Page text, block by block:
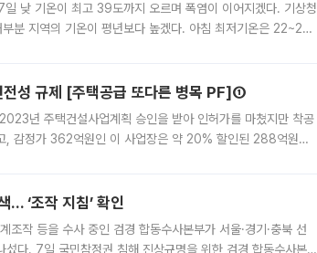
일 낮 기온이 최고 39도까지 오르며 폭염이 이어지겠다. 기상청
분 지역의 기온이 평년보다 높겠다. 아침 최저기온은 22~27
성 규제 [주택공급 또다른 병목 PF]①
년 주택건설사업계획 승인을 받아 인허가를 마쳤지만 착공
, 감정가 362억원인 이 사업장은 약 20% 할인된 288억원에
… ‘조작 지침’ 확인
작 등을 수사 중인 검경 합동수사본부가 서울·경기·충북 선
다. 7일 국민참정권 침해 진상규명을 위한 검경 합동수사본